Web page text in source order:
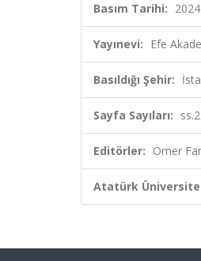
Basım Tarihi: 2024
Yayınevi: Efe
Basıldığı Şehir:
Sayfa Sayıları:
Editörler: Ömer
Atatürk